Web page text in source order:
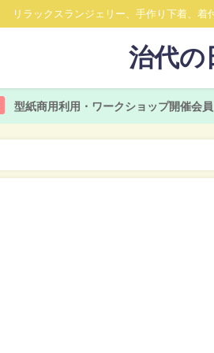
リラックスランジェリー、手作り下着、着
治代の
型紙商用利用・ワークショップ開催会